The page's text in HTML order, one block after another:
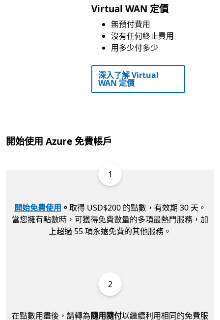
Virtual WAN 定價
無預付費用
沒有任何終止費用
用多少付多少
深入了解 Virtual
WAN 定價
開始使用 Azure 免費帳戶
1
開始免費使用 。 取得 USD$200 的點數，有效期 30 天。
當您擁有點數時，可獲得免費數量的多項最熱門服務，加
上超過 55 項永遠免費的其他服務。
2
在點數用盡後，請轉為隨用隨付以繼續利用相同的免費服